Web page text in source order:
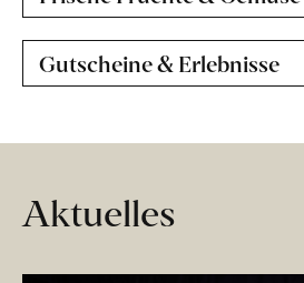
Gutscheine & Erlebnisse
Aktuelles